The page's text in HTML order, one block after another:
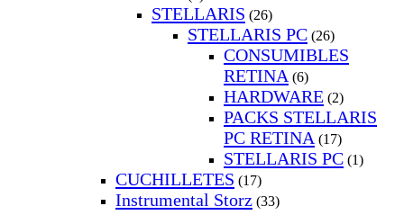
STELLARIS (26)
STELLARIS PC (26)
CONSUMIBLES
RETINA (6)
HARDWARE (2)
PACKS STELLARIS
PC RETINA (17)
STELLARIS PC (1)
CUCHILLETES (17)
Instrumental Storz (33)